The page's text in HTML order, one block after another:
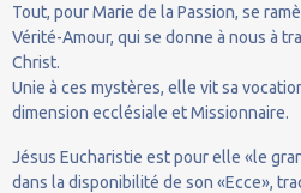
Tout, pour Marie de la Passion, se
Vérité-Amour, qui se donne à nous à
Christ.
Unie à ces mystères, elle vit sa
dimension ecclésiale et Missionnaire.
Jésus Eucharistie est pour elle «le
dans la disponibilité de son «Ecce»,